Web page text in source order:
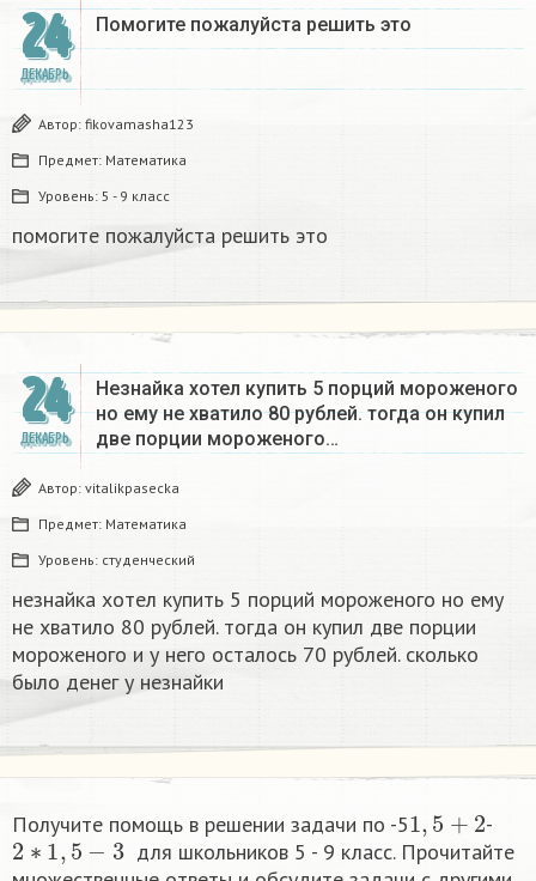
24
ДЕКАБРЬ
Помогите пожалуйста решить это
Автор: fikovamasha123
Предмет: Математика
Уровень: 5 - 9 класс
помогите пожалуйста решить это
24
ДЕКАБРЬ
Незнайка хотел купить 5 порций мороженого
но ему не хватило 80 рублей. тогда он купил
две порции мороженого…
Автор: vitalikpasecka
Предмет: Математика
Уровень: студенческий
незнайка хотел купить 5 порций мороженого но ему
не хватило 80 рублей. тогда он купил две порции
мороженого и у него осталось 70 рублей. сколько
было денег у незнайки
Получите помощь в решении задачи по -5
1 5+
-
2∗1,5−3
​ для школьников 5 - 9 класс. Прочитайте